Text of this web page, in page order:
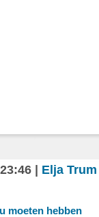
| Elja Trum
moeten hebben